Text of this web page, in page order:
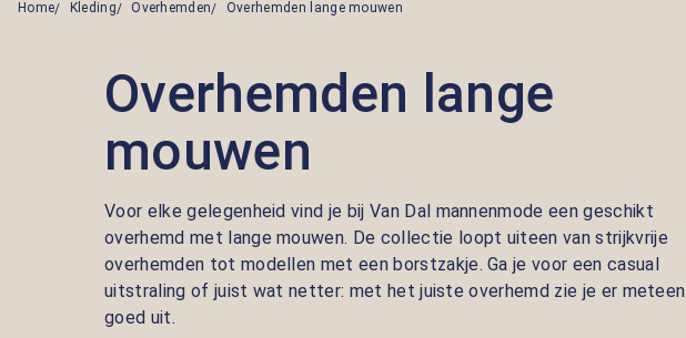
Home Kleding Overhemden Overhemden lange mouwen
Overhemden lange
mouwen
Voor elke gelegenheid vind je bij Van Dal mannenmode een geschikt
overhemd met lange mouwen. De collectie loopt uiteen van strijkvrije
overhemden tot modellen met een borstzakje. Ga je voor een casual
uitstraling of juist wat netter: met het juiste overhemd zie je er meteen
goed uit.